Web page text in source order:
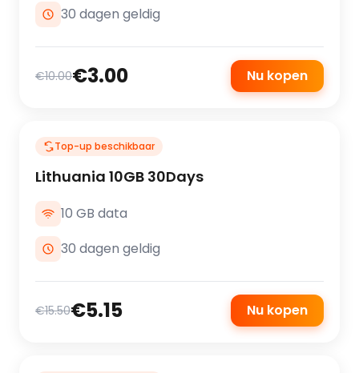
30 dagen geldig
€10.00€3.00 Nu kopen
Top-up beschikbaar
Lithuania 10GB 30Days
10 GB data
30 dagen geldig
€15.50€5.15 Nu kopen